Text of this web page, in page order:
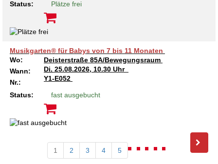
Status: Plätze frei
Musikgarten® für Babys von 7 bis 11 Monaten
Wo:
Deisterstraße 85A/Bewegungsraum
Wann:
Di. 25.08.2026, 10.30 Uhr
Nr.:
Y1-E052
Status: fast ausgebucht
1 2 3 4 5